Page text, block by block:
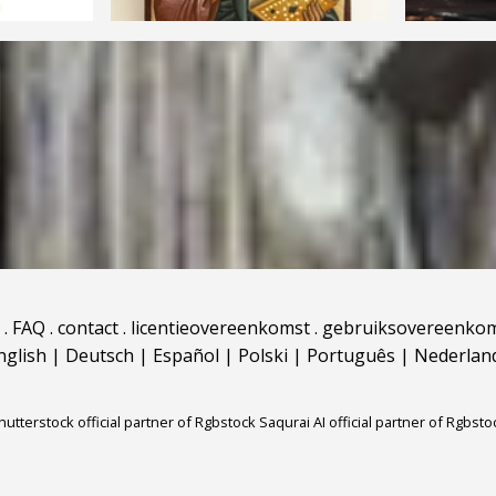
. FAQ . contact. licentieovereenkomst.
| Deutsch | Español | Polski | Português |
official partner of Rgbstock Saqurai AI official partner of